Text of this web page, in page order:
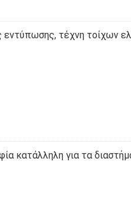
εντύπωσης, τέχνη τοίχων
κατάλληλη για τα